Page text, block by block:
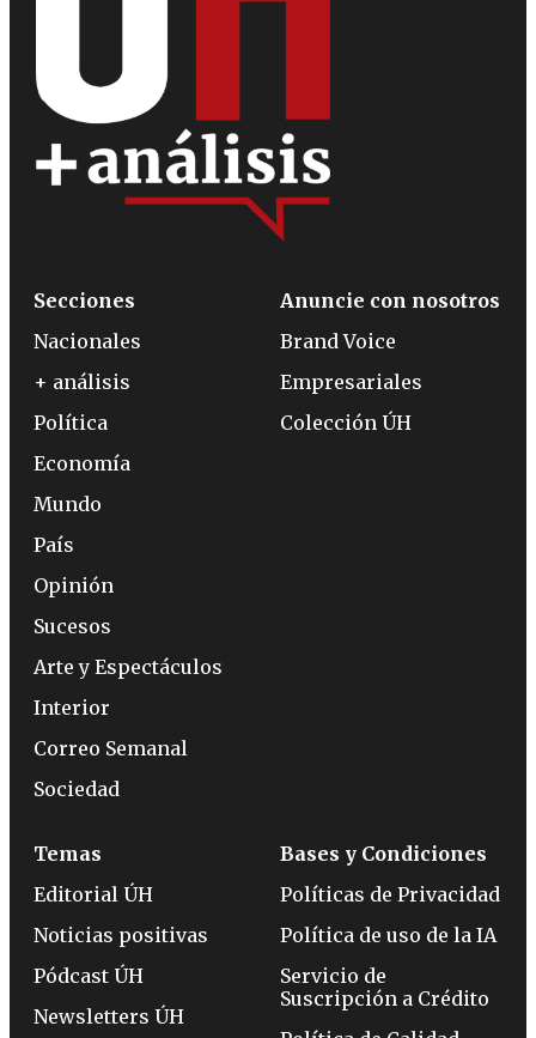
Secciones
Nacionales
+ análisis
Política
Economía
Mundo
País
Opinión
Sucesos
Arte y Espectáculos
Interior
Correo Semanal
Sociedad
Anuncie con nosotros
Brand Voice
Empresariales
Colección ÚH
Temas
Editorial ÚH
Noticias positivas
Pódcast ÚH
Newsletters ÚH
Bases y Condiciones
Políticas de Privacidad
Política de uso de la IA
Servicio de
Suscripción a Crédito